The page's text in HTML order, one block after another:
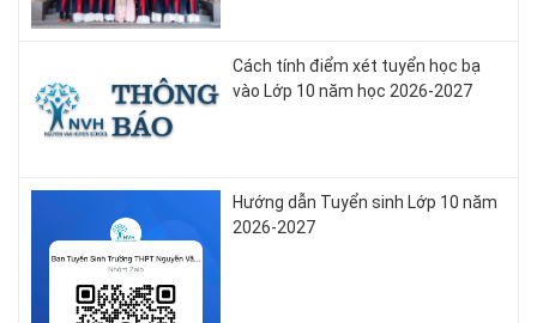
Cách tính điểm xét tuyển học bạ
vào Lớp 10 năm học 2026-2027
Hướng dẫn Tuyển sinh Lớp 10 năm
2026-2027